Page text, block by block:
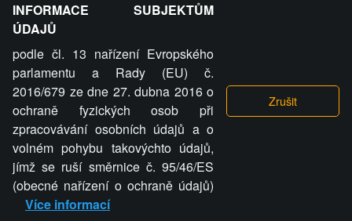
ZVRÁCENÝ.CZ - Svět není zvrácenej. To jen
ty lidi...
ZVRÁCENÝ.CZ
PRAVIDLA A PODMÍNKY GDPR
INFORMACE SUBJEKTŮM
ÚDAJŮ
podle čl. 13 nařízení Evropského
parlamentu a Rady (EU) č.
2016/679 ze dne 27. dubna 2016 o
ochraně fyzických osob při
zpracovávání osobních údajů a o
volném pohybu takovýchto údajů,
jímž se ruší směrnice č. 95/46/ES
(obecné nařízení o ochraně údajů)
Více informací